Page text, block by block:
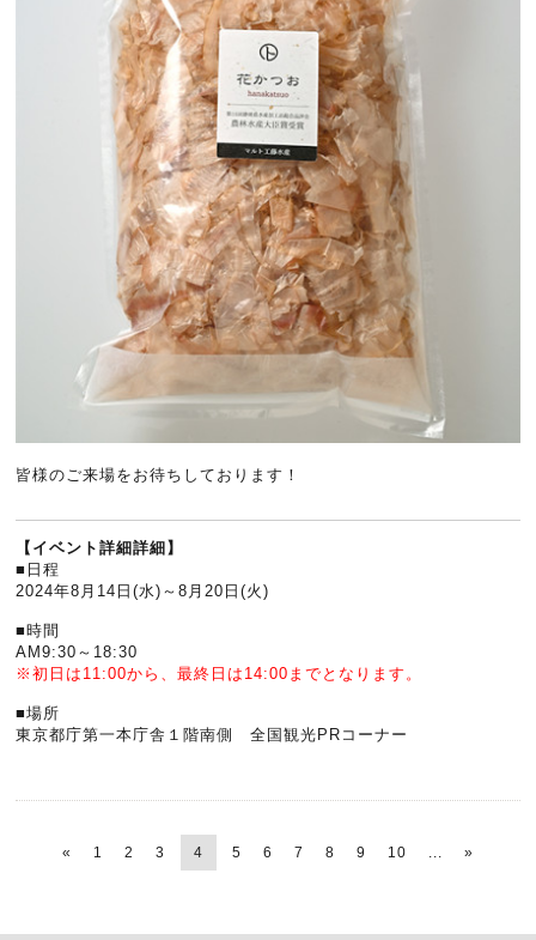
皆様のご来場をお待ちしております！
【イベント詳細詳細】
■日程
2024年8月14日(水)～8月20日(火)
■時間
AM9:30～18:30
※初日は11:00から、最終日は14:00までとなります。
■場所
東京都庁第一本庁舎１階南側 全国観光PRコーナー
« 1 2 3 4 5 6 7 8 9 10 ... »